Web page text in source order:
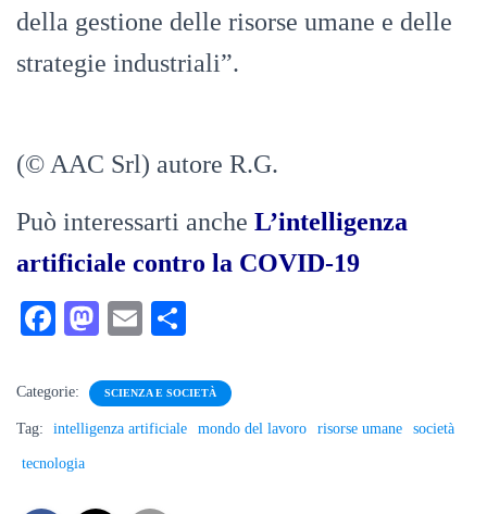
della gestione delle risorse umane e delle
strategie industriali”.
(© AAC Srl) autore R.G.
Può interessarti anche L’intelligenza
artificiale contro la COVID-19
Fa
bo
ok
M
to
do
E
ail di
vi
Categorie: SCIENZA E SOCIETÀ
Tag: intelligenza artificiale mondo del lavoro risorse umane società
tecnologia